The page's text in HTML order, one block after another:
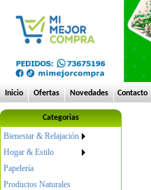
Inicio Ofertas Novedades Contacto
Categorias
Bienestar & Relajación
Hogar & Estilo
Papelería
Productos Naturales